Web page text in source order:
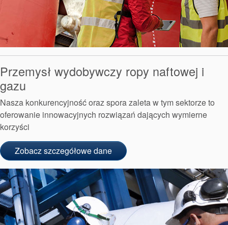
Przemysł wydobywczy ropy naftowej i
gazu
Nasza konkurencyjność oraz spora zaleta w tym sektorze to
oferowanie innowacyjnych rozwiązań dających wymierne
korzyści
Zobacz szczegółowe dane